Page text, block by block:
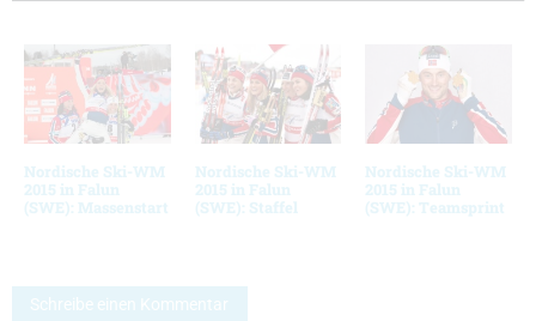
Nordische Ski-WM
2015 in Falun
(SWE): Massenstart
Nordische Ski-WM
2015 in Falun
(SWE): Staffel
Nordische Ski-WM
2015 in Falun
(SWE): Teamsprint
Schreibe einen Kommentar